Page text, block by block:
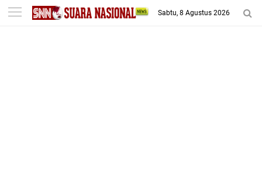
-->
Sabtu, 8 Agustus 2026